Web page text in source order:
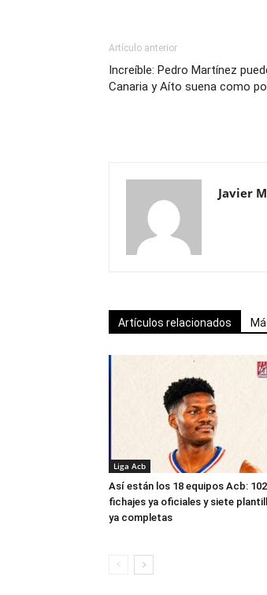
Artículo anterior
Increíble: Pedro Martínez
Canaria y Aíto suena como
Javier
Artículos relacionados
Liga Acb
Así están los 18 equipos Acb: 102
fichajes ya oficiales y siete
ya completas